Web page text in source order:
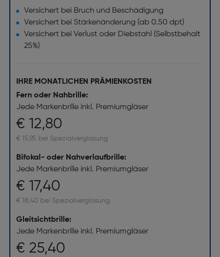
Versichert bei Bruch und Beschädigung
Versichert bei Stärkenänderung (ab 0.50 dpt)
Versichert bei Verlust oder Diebstahl (Selbstbehalt
25%)
IHRE MONATLICHEN PRÄMIENKOSTEN
Fern oder Nahbrille:
Jede Markenbrille inkl. Premiumgläser
€ 12,80
€ 15,95 bei Spezialverglasung
Bifokal- oder Nahverlaufbrille:
Jede Markenbrille inkl. Premiumgläser
€ 17,40
€ 18,40 bei Spezialverglasung
Gleitsichtbrille:
Jede Markenbrille inkl. Premiumgläser
€ 25,40